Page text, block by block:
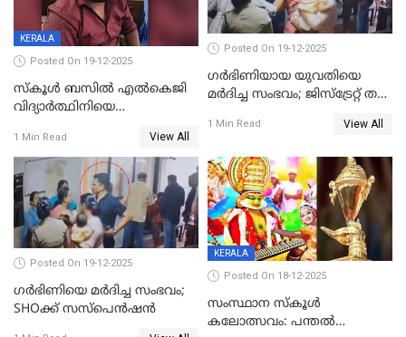
KERALA
Posted On 19-12-2025
സ്കൂൾ ബസിൽ എൽകെജി
വിദ്യാര്‍ത്ഥിനിയെ
ക്ലീനര്‍ പിടിയിൽ
1 Min Read View All
Posted On 19-12-2025
ഗര്‍ഭിണിയായ യുവതിയെ
മര്‍ദിച്ച സംഭവം; ജിസ്‌ട്രേറ്റ് തല
യുവതി
1 Min Read View All
Posted On 19-12-2025
ഗര്‍ഭിണിയെ മർദിച്ച സംഭവം;
SHOക്ക് സസ്പെൻഷൻ
KERALA
Posted On 18-12-2025
സംസ്ഥാന സ്കൂൾ
കലോത്സവം: പന്തൽ